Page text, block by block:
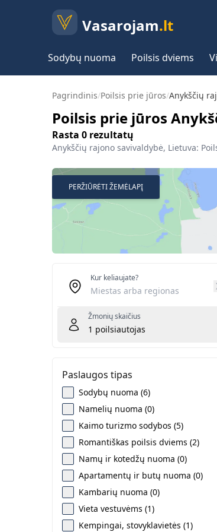
Vasarojam.lt
Sodybų nuoma Poilsis dviems
Pagrindinis/Poilsis prie jūros/Anykščių
Poilsis prie jūros
Rasta 0 rezultatų
Anykščių rajono savivaldybė, Lietuva:
PERŽIŪRĖTI ŽEMĖLAPĮ
Kur keliaujate?
Žmonių skaičius
1 poilsiautojas
Paslaugos tipas
Sodybų nuoma (6)
Namelių nuoma (0)
Kaimo turizmo sodybos (5)
Romantiškas poilsis dviems (2)
Namų ir kotedžų nuoma (0)
Apartamentų ir butų nuoma (0)
Kambarių nuoma (0)
Vieta vestuvėms (1)
Kempingai, stovyklavietės (1)